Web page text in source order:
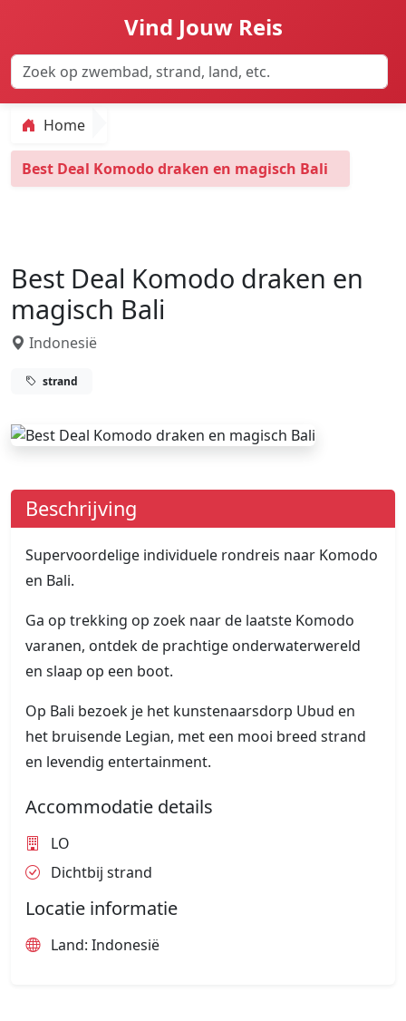
Vind Jouw Reis
Home
Best Deal Komodo draken en magisch Bali
Best Deal Komodo draken en
magisch Bali
Indonesië
strand
Beschrijving
Supervoordelige individuele rondreis naar Komodo
en Bali.
Ga op trekking op zoek naar de laatste Komodo
varanen, ontdek de prachtige onderwaterwereld
en slaap op een boot.
Op Bali bezoek je het kunstenaarsdorp Ubud en
het bruisende Legian, met een mooi breed strand
en levendig entertainment.
Accommodatie details
LO
Dichtbij strand
Locatie informatie
Land: Indonesië